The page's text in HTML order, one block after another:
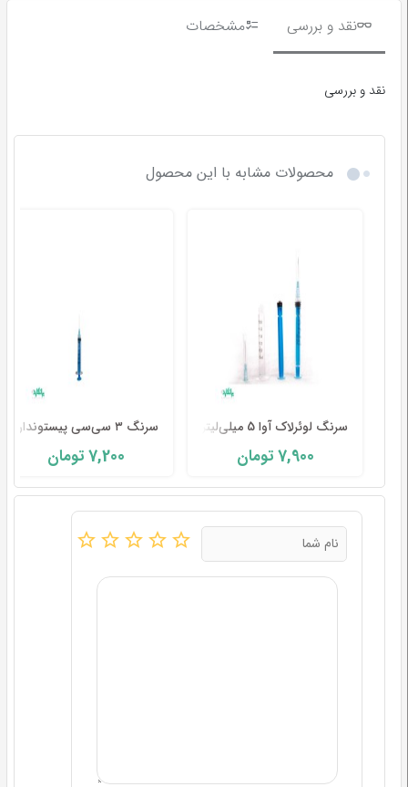
نقد و بررسی مشخصات
نقد و بررسی
محصولات مشابه با این محصول
سرنگ لوئرلاک آوا 5 میلی‌لیتر
7,900تومان
سرنگ ۳ سی‌سی پیستوندار لوئرلاک آوا پزشک-AVA
7,200تومان